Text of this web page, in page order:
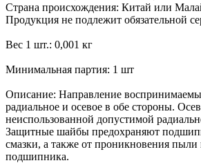
Страна происхождения: Китай или
Продукция не подлежит обязательной
Вес 1 шт.: 0,001 кг
Минимальная партия: 1 шт
Описание: Направление
радиальное и осевое в обе стороны.
неиспользованной допустимой
Защитные шайбы предохраняют
смазки, а также от проникновения пыли
подшипника.